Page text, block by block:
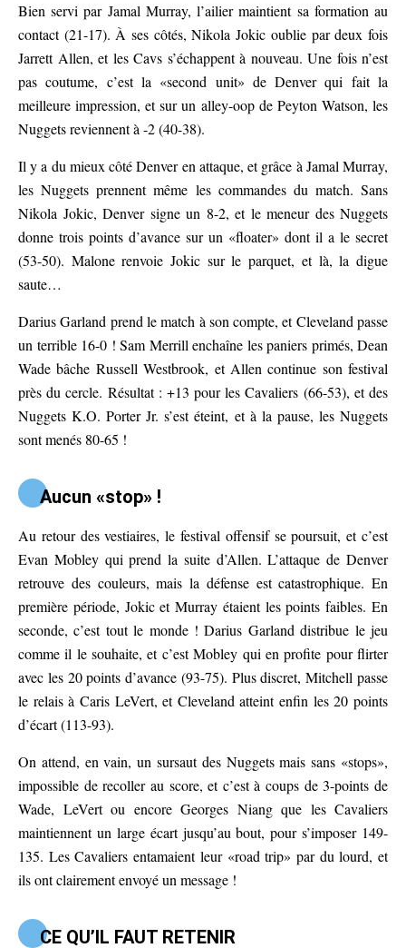
Bien servi par Jamal Murray, l’ailier maintient sa formation au
contact (21-17). À ses côtés, Nikola Jokic oublie par deux fois
Jarrett Allen, et les Cavs s’échappent à nouveau. Une fois n’est
pas coutume, c’est la «second unit» de Denver qui fait la
meilleure impression, et sur un alley-oop de Peyton Watson, les
Nuggets reviennent à -2 (40-38).
Il y a du mieux côté Denver en attaque, et grâce à Jamal Murray,
les Nuggets prennent même les commandes du match. Sans
Nikola Jokic, Denver signe un 8-2, et le meneur des Nuggets
donne trois points d’avance sur un «floater» dont il a le secret
(53-50). Malone renvoie Jokic sur le parquet, et là, la digue
saute…
Darius Garland prend le match à son compte, et Cleveland passe
un terrible 16-0 ! Sam Merrill enchaîne les paniers primés, Dean
Wade bâche Russell Westbrook, et Allen continue son festival
près du cercle. Résultat : +13 pour les Cavaliers (66-53), et des
Nuggets K.O. Porter Jr. s’est éteint, et à la pause, les Nuggets
sont menés 80-65 !
Aucun «stop» !
Au retour des vestiaires, le festival offensif se poursuit, et c’est
Evan Mobley qui prend la suite d’Allen. L’attaque de Denver
retrouve des couleurs, mais la défense est catastrophique. En
première période, Jokic et Murray étaient les points faibles. En
seconde, c’est tout le monde ! Darius Garland distribue le jeu
comme il le souhaite, et c’est Mobley qui en profite pour flirter
avec les 20 points d’avance (93-75). Plus discret, Mitchell passe
le relais à Caris LeVert, et Cleveland atteint enfin les 20 points
d’écart (113-93).
On attend, en vain, un sursaut des Nuggets mais sans «stops»,
impossible de recoller au score, et c’est à coups de 3-points de
Wade, LeVert ou encore Georges Niang que les Cavaliers
maintiennent un large écart jusqu’au bout, pour s’imposer 149-
135. Les Cavaliers entamaient leur «road trip» par du lourd, et
ils ont clairement envoyé un message !
CE QU’IL FAUT RETENIR